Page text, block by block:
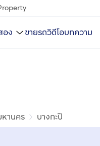
อง ขายรถวิดีโอบทความ
านคร บางกะปิ